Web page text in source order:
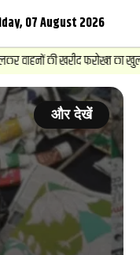
07 August 2026
खरीद फरोख्‍त का खुलासा,
और देखें